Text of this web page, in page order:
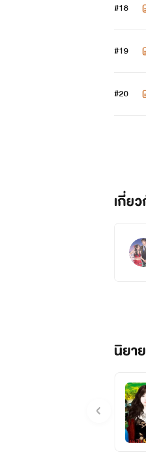
#18
#19
#20
เกี่ย
นิยา